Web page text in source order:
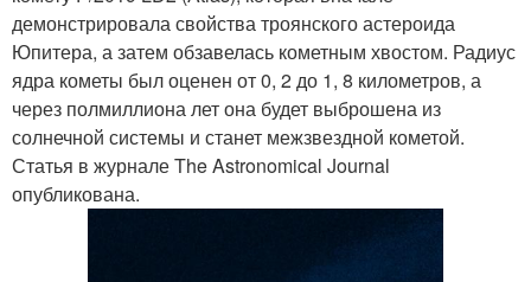
демонстрировала свойства троянского астероида
Юпитера, а затем обзавелась кометным хвостом. Радиус
ядра кометы был оценен от 0, 2 до 1, 8 километров, а
через полмиллиона лет она будет выброшена из
солнечной системы и станет межзвездной кометой.
Статья в журнале The Astronomical Journal
опубликована.